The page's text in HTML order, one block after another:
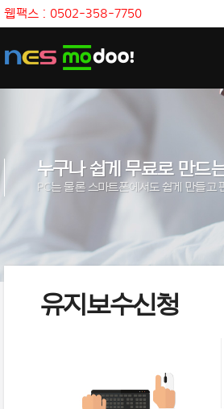
웹팩스 : 0502-358-7750
누구나 쉽게 무료로 만드
PC는 물론 스마트폰에서도 쉽게 만들고
유지보수신청